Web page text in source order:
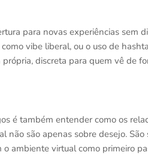
para novas experiências sem
vibe liberal, ou o uso de
discreta para quem vê de
é também entender como os
não são apenas sobre desejo.
o ambiente virtual como primeiro